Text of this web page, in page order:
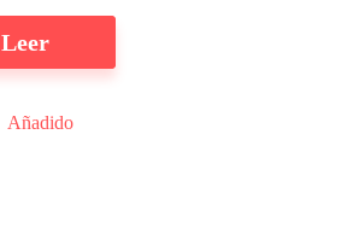
Leer
Añadido